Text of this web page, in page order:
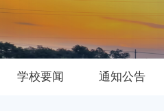
学校要闻 通知公告